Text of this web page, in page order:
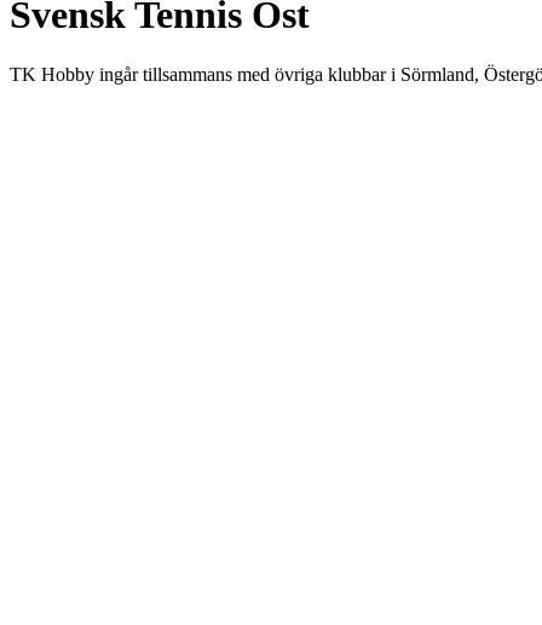
Svensk Tennis Öst
TK Hobby ingår tillsammans med övriga klubbar i Sörmland,